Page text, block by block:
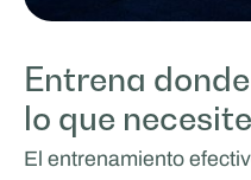
Entrena
lo que
El entrenamiento